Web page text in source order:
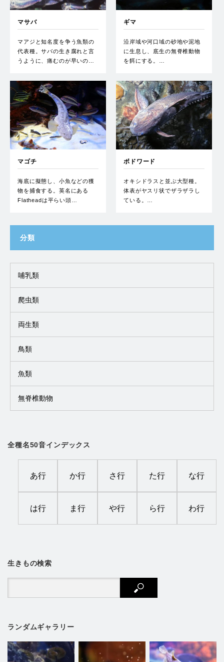
マサバ
マアジと知名度を争う魚類の
代表種。サバの生き腐れと言
うように、痛むのが早いの…
ギマ
沿岸域や河口域の砂地や泥地
に生息し、底生の無脊椎動物
を餌にする。…
マゴチ
海底に擬態し、小魚などの獲
物を捕食する。英名にある
Flatheadは平らい頭…
ボドワード
オキシドラスと並ぶ大型種。
体表がヤスリ状でザラザラし
ている。…
分類
哺乳類
爬虫類
両生類
鳥類
魚類
無脊椎動物
全種名50音インデックス
あ行 か行 さ行 た行 な行
は行 ま行 や行 ら行 わ行
生きもの検索
ランダムギャラリー